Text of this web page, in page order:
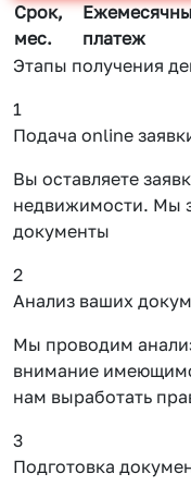
Срок,
мес.
платеж
Этапы получения
1
Подача online
Вы оставляете
недвижимости. Мы
документы
2
Анализ ваших
Мы проводим
внимание
нам выработать
3
Подготовка